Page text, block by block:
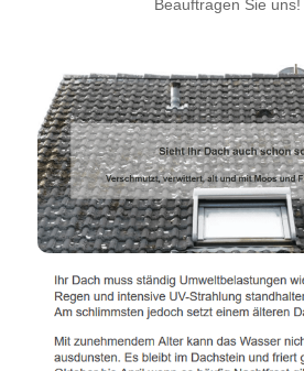
Beauftragen Sie uns!